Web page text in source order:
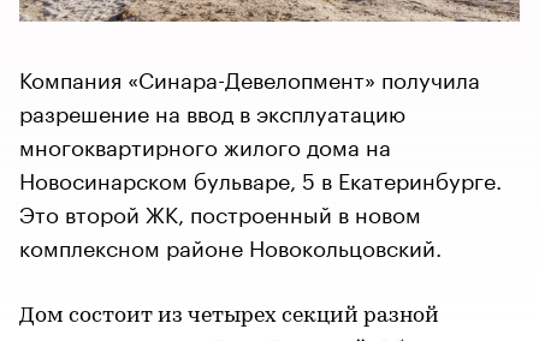
Компания «Синара-Девелопмент» получила
разрешение на ввод в эксплуатацию
многоквартирного жилого дома на
Новосинарском бульваре, 5 в Екатеринбурге.
Это второй ЖК, построенный в новом
комплексном районе Новокольцовский.
Дом состоит из четырех секций разной